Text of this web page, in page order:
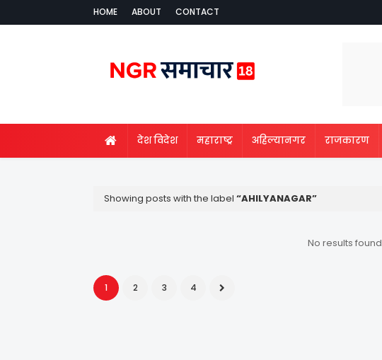
HOME ABOUT CONTACT
देश विदेश महाराष्ट्र अहिल्यानगर राजकारण
Showing posts with the label AHILYANAGAR
No results found
1 2 3 4